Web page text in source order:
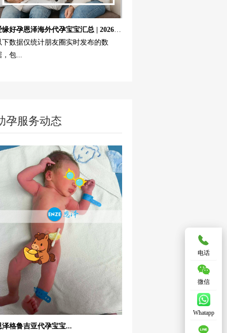
下数据仅统计朋友圈实时发布的数
包...
孕服务动态
泽格鲁吉亚代孕宝宝...
电话
微信
Whatapp